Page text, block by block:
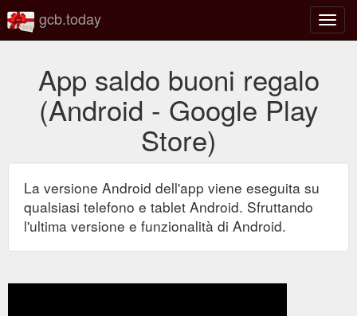
o
gcb.today
App saldo buoni regalo
(Android - Google Play
Store)
La versione Android dell'app viene eseguita su
qualsiasi telefono e tablet Android. Sfruttando
l'ultima versione e funzionalità di Android.